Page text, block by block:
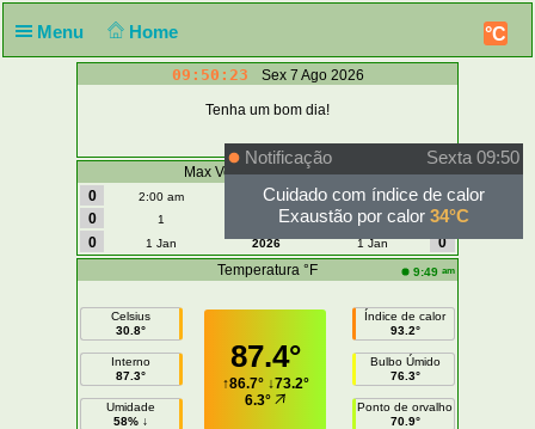
Menu Home °C
09:50:23 Sex 7 Ago 2026
Tenha um bom dia!
Max Vento | Rajada - mph
0
2:00 am Hoje 2:00 am
0
0
1 Agosto 1
0
0
1 Jan 2026 1 Jan
0
Temperatura °F
9:49 am
Celsius
30.8°
Interno
87.3°
Umidade
58% ↓
87.4°
↑86.7°↓73.2°
6.3°
Índice de calor
93.2°
Bulbo Úmido
76.3°
Ponto de orvalho
70.9°
Notificação
Sexta 09:50
Cuidado com índice de calor
Exaustão por calor 34°C